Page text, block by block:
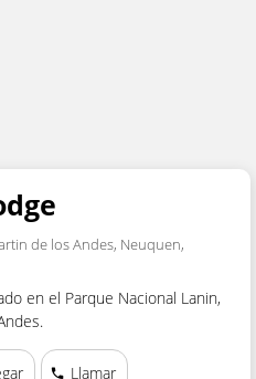
+ Código de Area + Número)
de los Andes, Neuquen,
en el Parque Nacional Lanin,
Llamar